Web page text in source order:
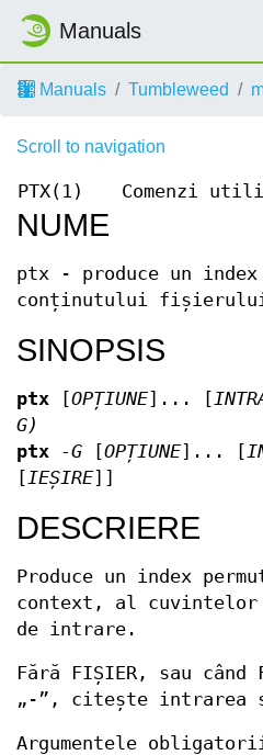
Manuals
Manuals Tumbleweed
Scroll to navigation
PTX(1) Comenzi
NUME
ptx - produce un
conținutului
SINOPSIS
ptx [OPȚIUNE]... [
G)
ptx
-G [OPȚIUNE]... [
[IEȘIRE]]
DESCRIERE
Produce un index
context, al
de intrare.
Fără FIȘIER, sau când
„-”, citește intrarea
Argumentele